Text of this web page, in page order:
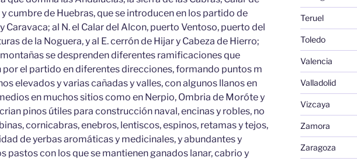
cumbre de Huebras, que se introducen en los partido de
Caravaca; al N. el Calar del Alcon, puerto Ventoso, puerto del
de la Noguera, y al E. cerrón de Hijar y Cabeza de Hierro;
se desprenden diferentes ramificaciones que
por el partido en diferentes direcciones, formando puntos m
elevados y varias cañadas y valles, con algunos llanos en
en muchos sitios como en Nerpio, Ombria de Moróte y
pinos útiles para construcción naval, encinas y robles, no
cornicabras, enebros, lentiscos, espinos, retamas y tejos,
de yerbas aromáticas y medicinales, y abundantes y
pastos con los que se mantienen ganados lanar, cabrio y
Teruel
Toledo
Valencia
Valladolid
Vizcaya
Zamora
Zaragoza